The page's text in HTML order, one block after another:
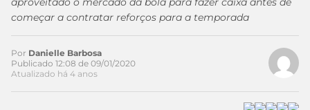
DE
APOSTAS
2026
TIMES
MEU
TIME
CAMPEONATOS
começar a contratar reforços para a temporada
Por Danielle Barbosa
Publicado 12:08 de 09/01/2020
Atualizado há 4 anos